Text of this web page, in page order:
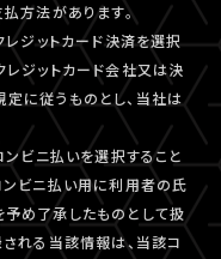
方法があります。
ジットカード決済を選択
ジットカード会社又は決
に従うものとし、当社は
ビニ払いを選択すること
ンビニ払い用に利用者の氏
め了承したものとして扱
れる当該情報は、当該コ